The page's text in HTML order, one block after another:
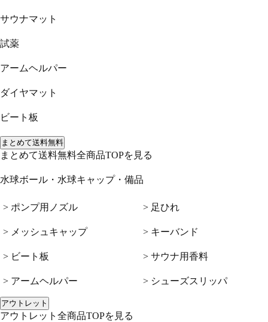
サウナマット
試薬
アームヘルパー
ダイヤマット
ビート板
まとめて送料無料
まとめて送料無料全商品TOPを見る
水球ボール・水球キャップ・備品
> ポンプ用ノズル
> メッシュキャップ
> ビート板
> アームヘルパー
> 足ひれ
> キーバンド
> サウナ用香料
> シューズスリッパ
アウトレット
アウトレット全商品TOPを見る